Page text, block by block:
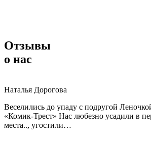
Отзывы
о нас
Наталья Дорогова
Веселились до упаду с подругой
«Комик-Трест» Нас любезно усадили в
места.., угостили…